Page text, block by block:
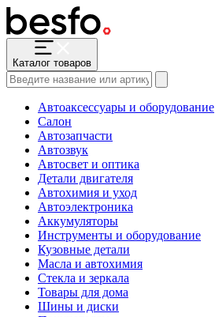
Каталог товаров
Автоаксессуары и оборудование
Салон
Автозапчасти
Автозвук
Автосвет и оптика
Детали двигателя
Автохимия и уход
Автоэлектроника
Аккумуляторы
Инструменты и оборудование
Кузовные детали
Масла и автохимия
Стекла и зеркала
Товары для дома
Шины и диски